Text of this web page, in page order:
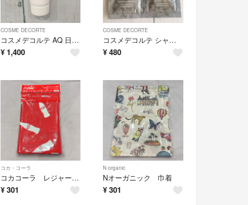
COSME DECORTE
コスメデコルテ AQ 日やけ止め
¥ 1,400
COSME DECORTE
コスメデコルテ シャンプー＆トリートメント
¥480
コカ・コーラ
コカコーラ レジャーシート
¥ 301
N organic
Nオーガニック 巾着
¥301